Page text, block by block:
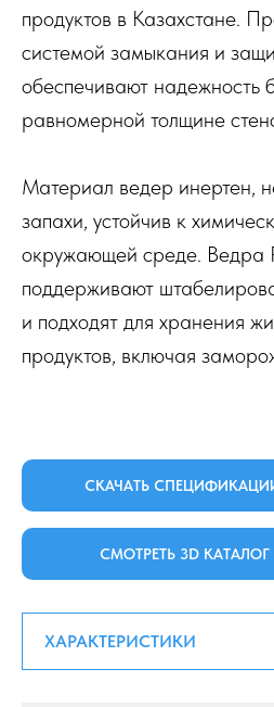
продуктов в Казахстане.
системой замыкания и
обеспечивают надежность
равномерной толщине
Материал ведер инертен,
запахи, устойчив к
окружающей среде. Ведра
поддерживают
и подходят для хранения
продуктов, включая
СКАЧАТЬ
СМОТРЕТЬ 3D